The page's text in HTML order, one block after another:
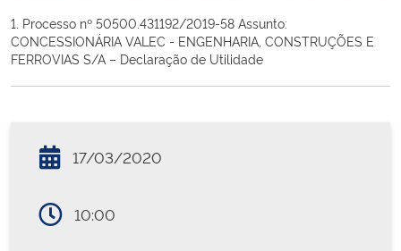
1. Processo nº 50500.431192/2019-58 Assunto:
CONCESSIONÁRIA VALEC - ENGENHARIA, CONSTRUÇÕES E
FERROVIAS S/A – Declaração de Utilidade
17/03/2020
10:00